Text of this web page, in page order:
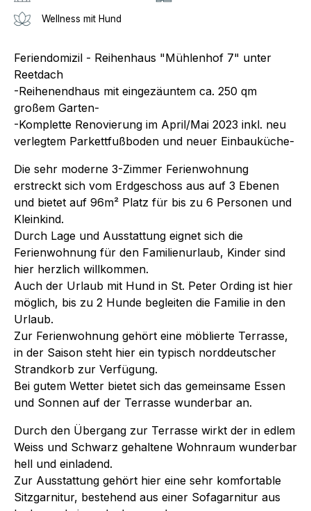
Wellness mit Hund
Feriendomizil - Reihenhaus "Mühlenhof 7" unter
Reetdach
-Reihenendhaus mit eingezäuntem ca. 250 qm
großem Garten-
-Komplette Renovierung im April/Mai 2023 inkl. neu
verlegtem Parkettfußboden und neuer Einbauküche-
Die sehr moderne 3-Zimmer Ferienwohnung
erstreckt sich vom Erdgeschoss aus auf 3 Ebenen
und bietet auf 96m² Platz für bis zu 6 Personen und
Kleinkind.
Durch Lage und Ausstattung eignet sich die
Ferienwohnung für den Familienurlaub, Kinder sind
hier herzlich willkommen.
Auch der Urlaub mit Hund in St. Peter Ording ist hier
möglich, bis zu 2 Hunde begleiten die Familie in den
Urlaub.
Zur Ferienwohnung gehört eine möblierte Terrasse,
in der Saison steht hier ein typisch norddeutscher
Strandkorb zur Verfügung.
Bei gutem Wetter bietet sich das gemeinsame Essen
und Sonnen auf der Terrasse wunderbar an.
Durch den Übergang zur Terrasse wirkt der in edlem
Weiss und Schwarz gehaltene Wohnraum wunderbar
hell und einladend.
Zur Ausstattung gehört hier eine sehr komfortable
Sitzgarnitur, bestehend aus einer Sofagarnitur aus